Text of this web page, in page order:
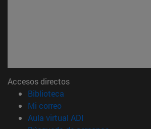
Accesos directos
Biblioteca
Mi correo(abre en nueva ventana)
Aula virtual ADI